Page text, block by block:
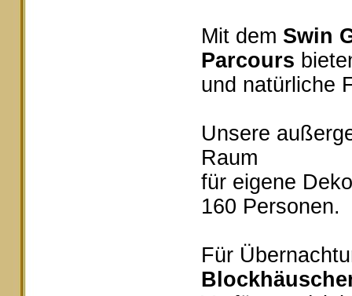
Mit dem Swin
Parcours
und natürliche
Unsere
Raum
für eigene
160 Personen.
Für